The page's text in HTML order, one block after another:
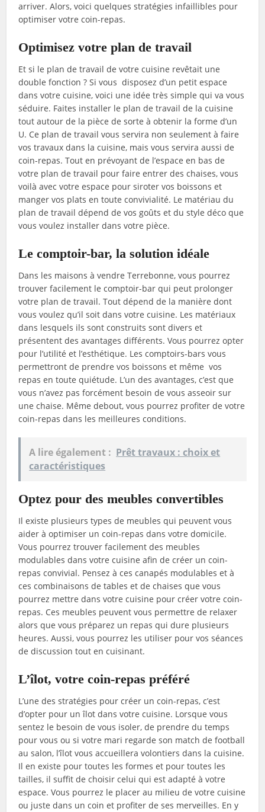
arriver. Alors, voici quelques stratégies infaillibles pour
optimiser votre coin-repas.
Optimisez votre plan de travail
Et si le plan de travail de votre cuisine revêtait une
double fonction ? Si vous disposez d’un petit espace
dans votre cuisine, voici une idée très simple qui va vous
séduire. Faites installer le plan de travail de la cuisine
tout autour de la pièce de sorte à obtenir la forme d’un
U. Ce plan de travail vous servira non seulement à faire
vos travaux dans la cuisine, mais vous servira aussi de
coin-repas. Tout en prévoyant de l’espace en bas de
votre plan de travail pour faire entrer des chaises, vous
voilà avec votre espace pour siroter vos boissons et
manger vos plats en toute convivialité. Le matériau du
plan de travail dépend de vos goûts et du style déco que
vous voulez installer dans votre pièce.
Le comptoir-bar, la solution idéale
Dans les maisons à vendre Terrebonne, vous pourrez
trouver facilement le comptoir-bar qui peut prolonger
votre plan de travail. Tout dépend de la manière dont
vous voulez qu’il soit dans votre cuisine. Les matériaux
dans lesquels ils sont construits sont divers et
présentent des avantages différents. Vous pourrez opter
pour l’utilité et l’esthétique. Les comptoirs-bars vous
permettront de prendre vos boissons et même vos
repas en toute quiétude. L’un des avantages, c’est que
vous n’avez pas forcément besoin de vous asseoir sur
une chaise. Même debout, vous pourrez profiter de votre
coin-repas dans les meilleures conditions.
A lire également : Prêt travaux : choix et
caractéristiques
Optez pour des meubles convertibles
Il existe plusieurs types de meubles qui peuvent vous
aider à optimiser un coin-repas dans votre domicile.
Vous pourrez trouver facilement des meubles
modulables dans votre cuisine afin de créer un coin-
repas convivial. Pensez à ces canapés modulables et à
ces combinaisons de tables et de chaises que vous
pourrez mettre dans votre cuisine pour créer votre coin-
repas. Ces meubles peuvent vous permettre de relaxer
alors que vous préparez un repas qui dure plusieurs
heures. Aussi, vous pourrez les utiliser pour vos séances
de discussion tout en cuisinant.
L’îlot, votre coin-repas préféré
L’une des stratégies pour créer un coin-repas, c’est
d’opter pour un îlot dans votre cuisine. Lorsque vous
sentez le besoin de vous isoler, de prendre du temps
pour vous ou si votre mari regarde son match de football
au salon, l’îlot vous accueillera volontiers dans la cuisine.
Il en existe pour toutes les formes et pour toutes les
tailles, il suffit de choisir celui qui est adapté à votre
espace. Vous pourrez le placer au milieu de votre cuisine
ou juste dans un coin et profiter de ses merveilles. En y